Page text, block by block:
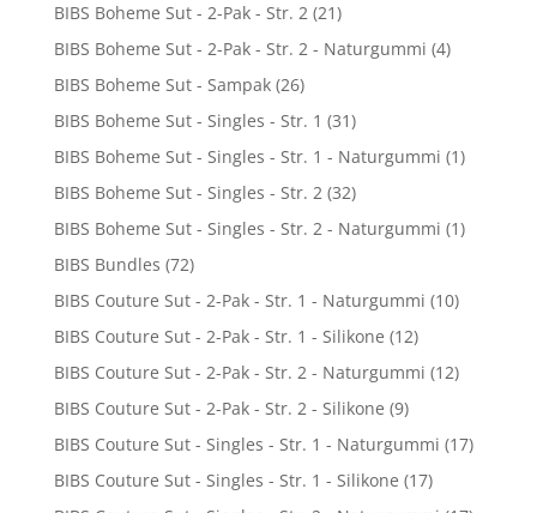
BIBS Boheme Sut - 2-Pak - Str. 2 (21)
BIBS Boheme Sut - 2-Pak - Str. 2 - Naturgummi (4)
BIBS Boheme Sut - Sampak (26)
BIBS Boheme Sut - Singles - Str. 1 (31)
BIBS Boheme Sut - Singles - Str. 1 - Naturgummi (1)
BIBS Boheme Sut - Singles - Str. 2 (32)
BIBS Boheme Sut - Singles - Str. 2 - Naturgummi (1)
BIBS Bundles (72)
BIBS Couture Sut - 2-Pak - Str. 1 - Naturgummi (10)
BIBS Couture Sut - 2-Pak - Str. 1 - Silikone (12)
BIBS Couture Sut - 2-Pak - Str. 2 - Naturgummi (12)
BIBS Couture Sut - 2-Pak - Str. 2 - Silikone (9)
BIBS Couture Sut - Singles - Str. 1 - Naturgummi (17)
BIBS Couture Sut - Singles - Str. 1 - Silikone (17)